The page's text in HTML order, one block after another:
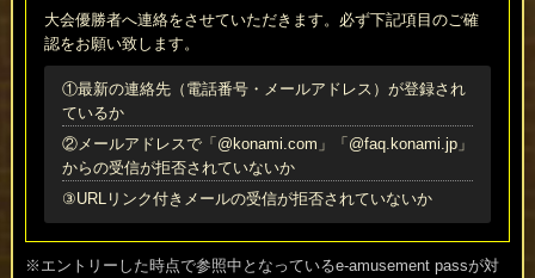
大会優勝者へ連絡をさせていただきます。必ず下記項目のご確
認をお願い致します。
①最新の連絡先（電話番号・メールアドレス）が登録され
ているか
②メールアドレスで「@konami.com」「@faq.konami.jp」
からの受信が拒否されていないか
③URLリンク付きメールの受信が拒否されていないか
※エントリーした時点で参照中となっているe-amusement passが対